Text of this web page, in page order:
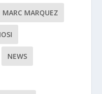
MARC MARQUEZ
NEWS